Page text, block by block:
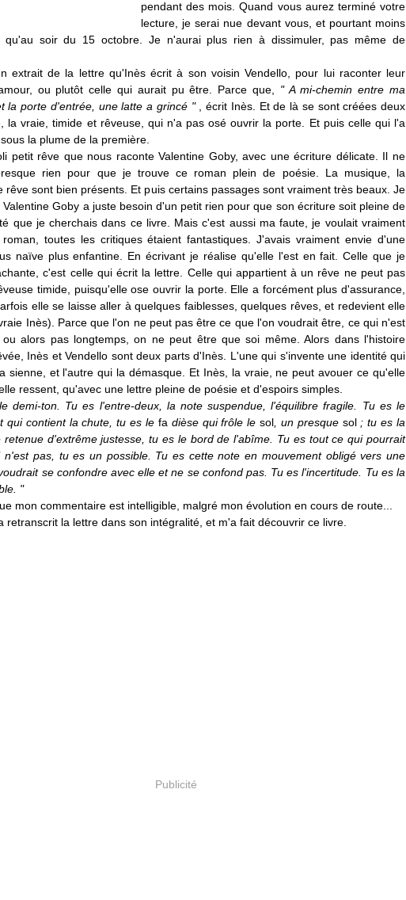
pendant des mois. Quand vous aurez terminé votre
lecture, je serai nue devant vous, et pourtant moins
qu'au soir du 15 octobre. Je n'aurai plus rien à dissimuler, pas même de
extrait de la lettre qu'Inès écrit à son voisin Vendello, pour lui raconter leur
ou plutôt celle qui aurait pu être. Parce que, " A mi-chemin entre ma
la porte d'entrée, une latte a grincé ", écrit Inès. Et de là se sont créées deux
la vraie, timide et rêveuse, qui n'a pas osé ouvrir la porte. Et puis celle qui l'a
la plume de la première.
petit rêve que nous raconte Valentine Goby, avec une écriture délicate. Il ne
rien pour que je trouve ce roman plein de poésie. La musique, la
rêve sont bien présents. Et puis certains passages sont vraiment très beaux. Je
Valentine Goby a juste besoin d'un petit rien pour que son écriture soit pleine de
que je cherchais dans ce livre. Mais c'est aussi ma faute, je voulait vraiment
toutes les critiques étaient fantastiques. J'avais vraiment envie d'une
naïve plus enfantine. En écrivant je réalise qu'elle l'est en fait. Celle que je
c'est celle qui écrit la lettre. Celle qui appartient à un rêve ne peut pas
timide, puisqu'elle ose ouvrir la porte. Elle a forcément plus d'assurance,
elle se laisse aller à quelques faiblesses, quelques rêves, et redevient elle
Inès). Parce que l'on ne peut pas être ce que l'on voudrait être, ce qui n'est
ou alors pas longtemps, on ne peut être que soi même. Alors dans l'histoire
Inès et Vendello sont deux parts d'Inès. L'une qui s'invente une identité qui
sienne, et l'autre qui la démasque. Et Inès, la vraie, ne peut avouer ce qu'elle
ressent, qu'avec une lettre pleine de poésie et d'espoirs simples.
demi-ton. Tu es l'entre-deux, la note suspendue, l'équilibre fragile. Tu es le
qui contient la chute, tu es le fa dièse qui frôle lesol , un presque sol; tu es la
retenue d'extrême justesse, tu es le bord de l'abîme. Tu es tout ce qui pourrait
n'est pas, tu es un possible. Tu es cette note en mouvement obligé vers une
se confondre avec elle et ne se confond pas. Tu es l'incertitude. Tu es la
"
mon commentaire est intelligible, malgré mon évolution en cours de route...
retranscrit la lettre dans son intégralité, et m'a fait découvrir ce livre.
Publicité